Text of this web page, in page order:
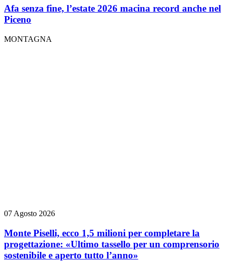
Afa senza fine, l’estate 2026 macina record anche nel
Piceno
MONTAGNA
07 Agosto 2026
Monte Piselli, ecco 1,5 milioni per completare la
progettazione: «Ultimo tassello per un comprensorio
sostenibile e aperto tutto l’anno»